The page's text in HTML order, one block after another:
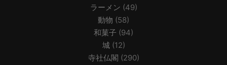
ラーメン (49)
動物 (58)
和菓子 (94)
城(12)
寺社仏閣 (290)